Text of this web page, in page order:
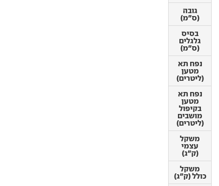
גובה
(ס"מ)
בסיס
גלגלים
(ס"מ)
נפח תא
מטען
(ליטרים)
נפח תא
מטען
בקיפול
מושבים
(ליטרים)
משקל
עצמי
(ק"ג)
משקל
כולל (ק"ג)
גובה
(ס"מ)
בסיס
גלגלים
(ס"מ)
נפח תא
מטען
(ליטרים)
נפח תא
מטען
בקיפול
מושבים
(ליטרים)
משקל
עצמי
(ק"ג)
משקל
כולל (ק"ג)